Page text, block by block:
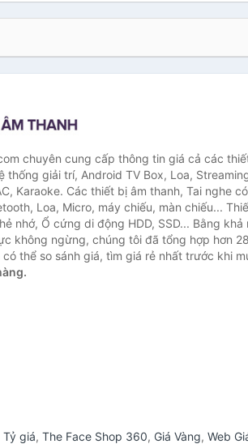
chuyên cung cấp thông tin giá cả các
thống giải trí, Android TV Box, Loa,
Karaoke. Các thiết bị âm thanh, Tai nghe
Loa, Micro, máy chiếu, màn chiếu...
nhớ, Ổ cứng di động HDD, SSD... Bằng khả
không ngừng, chúng tôi đã tổng hợp hơn
thể so sánh giá, tìm giá rẻ nhất trước khi
Tỷ giá, The Face Shop 360, Giá Vàng, Web